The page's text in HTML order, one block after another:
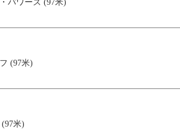
パワーズ (97米)
(97米)
米)